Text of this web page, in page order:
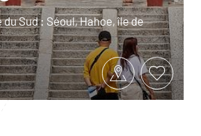
du Sud : Séoul, Hahoe, île de